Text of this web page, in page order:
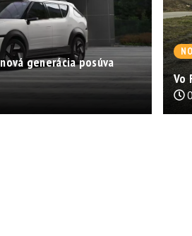
generácia posúva
Vo